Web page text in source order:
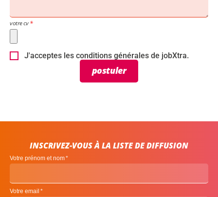
votre cv
J'acceptes les conditions générales de jobXtra.
postuler
INSCRIVEZ-VOUS À LA LISTE DE DIFFUSION
Votre prénom et nom
Votre email